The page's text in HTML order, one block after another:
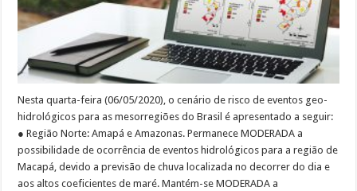
Nesta quarta-feira (06/05/2020), o cenário de risco de eventos geo-
hidrológicos para as mesorregiões do Brasil é apresentado a seguir:
● Região Norte: Amapá e Amazonas. Permanece MODERADA a
possibilidade de ocorrência de eventos hidrológicos para a região de
Macapá, devido a previsão de chuva localizada no decorrer do dia e
aos altos coeficientes de maré. Mantém-se MODERADA a